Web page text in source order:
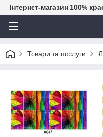
Інтернет-магазин 100%
Товари та послуги